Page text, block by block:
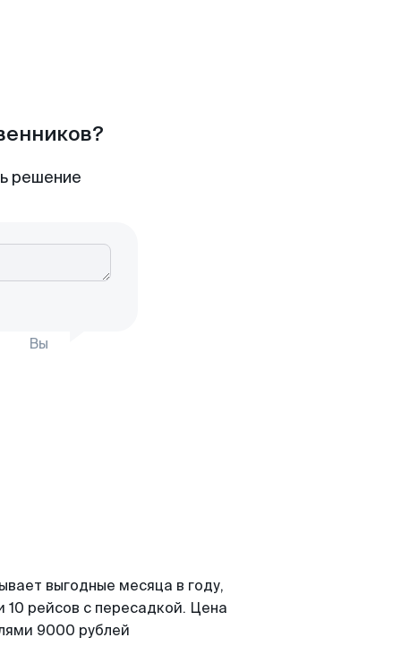
решение
Вы
выгодные месяца в году,
рейсов с пересадкой. Цена
9000 рублей